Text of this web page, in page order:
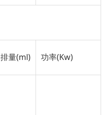
排量(ml) 功率(Kw)